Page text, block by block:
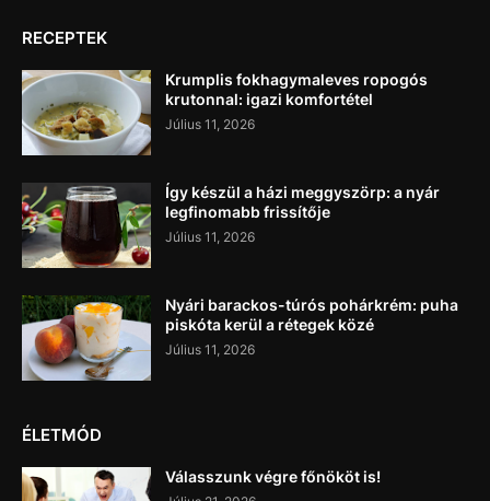
RECEPTEK
Krumplis fokhagymaleves ropogós
krutonnal: igazi komfortétel
Július 11, 2026
Így készül a házi meggyszörp: a nyár
legfinomabb frissítője
Július 11, 2026
Nyári barackos-túrós pohárkrém: puha
piskóta kerül a rétegek közé
Július 11, 2026
ÉLETMÓD
Válasszunk végre főnököt is!